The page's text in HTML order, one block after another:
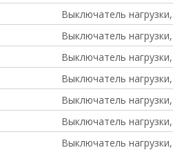
Выключатель
Выключатель
Выключатель
Выключатель
Выключатель
Выключатель
Выключатель